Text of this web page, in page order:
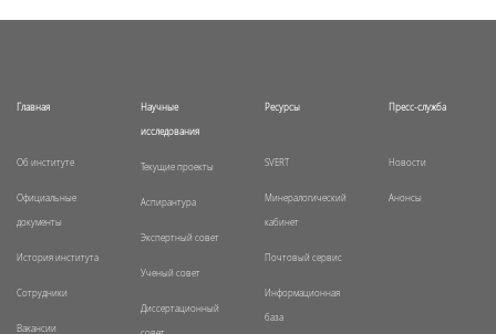
Главная
Об институте
Официальные
документы
История института
Сотрудники
Вакансии
Научные
исследования
Текущие проекты
Аспирантура
Экспертный совет
Ученый совет
Диссертационный
Ресурсы
SVERT
Минералогический
кабинет
Почтовый сервис
Информационная
база
Пресс-служба
Новости
Анонсы